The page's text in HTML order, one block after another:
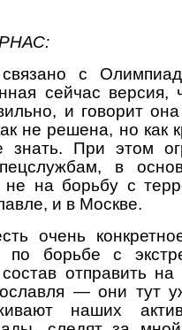
с
сейчас версия,
и говорит
не решена, но как
При этом
в
не на борьбу с
и в Москве.
очень
по борьбе с
отправить
— они тут
наших